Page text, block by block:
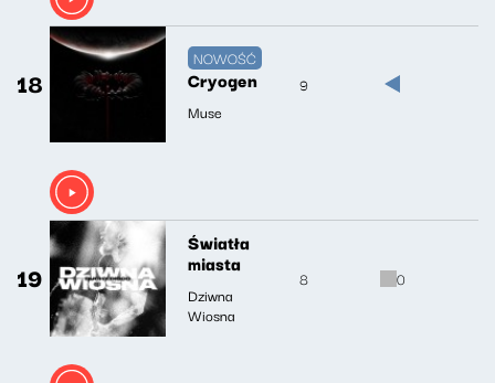
18
NOWOŚĆ
Cryogen
Muse
9
19
Światła
miasta
Dziwna
Wiosna
8 0